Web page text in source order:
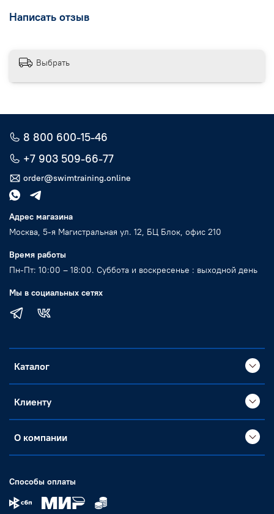
Написать отзыв
Выбрать
8 800 600-15-46
+7 903 509-66-77
order@swimtraining.online
Адрес магазина
Москва, 5-я Магистральная ул. 12, БЦ Блок, офис 210
Время работы
Пн-Пт: 10:00 – 18:00. Суббота и воскресенье : выходной день
Мы в социальных сетях
Каталог
Клиенту
О компании
Способы оплаты